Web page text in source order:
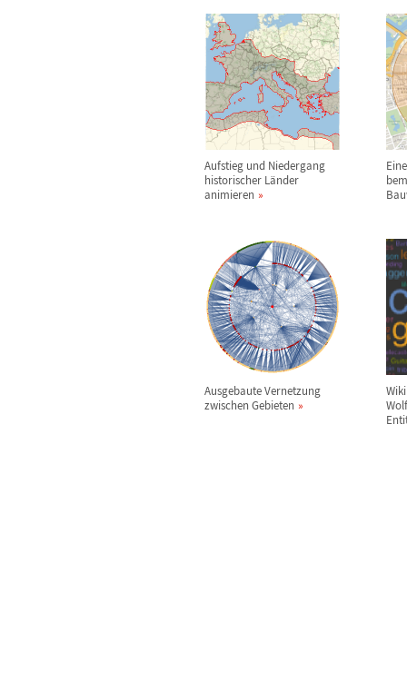
Aufstieg und Niedergang
historischer Länder
animieren
Ausgebaute Vernetzung
zwischen Gebieten